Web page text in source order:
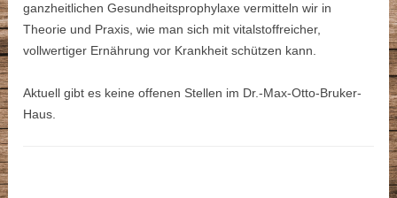
ganzheitlichen Gesundheitsprophylaxe vermitteln wir in
Theorie und Praxis, wie man sich mit vitalstoffreicher,
vollwertiger Ernährung vor Krankheit schützen kann.
Aktuell gibt es keine offenen Stellen im Dr.-Max-Otto-Bruker-
Haus.